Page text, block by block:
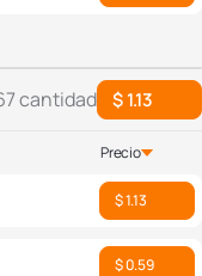
cantidad $ 1.13
Precio
$ 1.13
$ 0.59